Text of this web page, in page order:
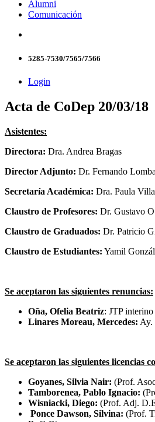
Alumni
Comunicación
5285-7530/7565/7566
Login
Acta de CoDep 20/03/18
Asistentes:
Directora: Dra. Andrea Bragas
Director Adjunto: Dr. Fernando
Secretaría Académica: Dra. Paula
Claustro de Profesores: Dr. Gustavo
Claustro de Graduados: Dr. Patricio
Claustro de Estudiantes: Yamil
Se aceptaron las siguientes renuncias:
Oña, Ofelia Beatriz: JTP
Linares Moreau, Mercedes: Ay.
Se aceptaron las siguientes licencias
Goyanes, Silvia Nair: (Prof.
Tamborenea, Pablo Ignacio:
Wisniacki, Diego: (Prof. Adj.
Ponce Dawson, Silvina: (Prof.